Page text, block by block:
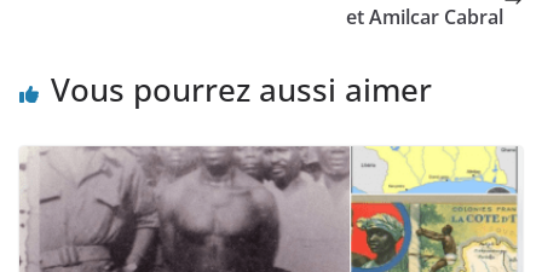
et Amilcar Cabral
Vous pourrez aussi aimer